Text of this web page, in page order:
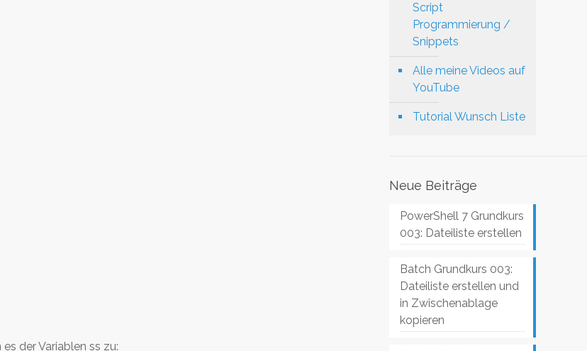
der Variablen ss zu:
Script
Programmierung /
Snippets
Alle meine Videos auf
YouTube
Tutorial Wunsch Liste
Neue Beiträge
PowerShell 7 Grundkurs
003: Dateiliste erstellen
Batch Grundkurs 003:
Dateiliste erstellen und
in Zwischenablage
kopieren